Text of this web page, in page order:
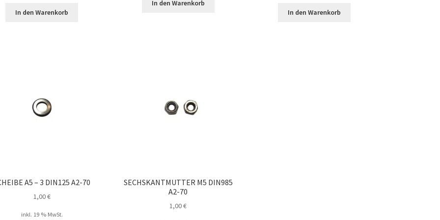
In den Warenkorb
In den Warenkorb
In den Warenkorb
A5 – 3 DIN125 A2-70
1,00€
inkl. 19 % MwSt.
SECHSKANTMUTTER M5 DIN985
A2-70
1,00€